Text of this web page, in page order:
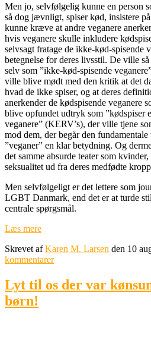
Men jo, selvfølgelig kunne en person
så dog jævnligt, spiser kød, insistere
kunne kræve at andre veganere
hvis veganere skulle inkludere
selvsagt fratage de ikke-kød-spisende
betegnelse for deres livsstil. De ville
selv som ”ikke-kød-spisende
ville blive mødt med den kritik at det
hvad de ikke spiser, og at deres
anerkender de kødspisende veganere
blive opfundet udtryk som ”kødspiser
veganere” (KERV’s), der ville tjene
mod dem, der begår den
”veganer” en klar betydning. Og
det samme absurde teater som
seksualitet ud fra deres medfødte
Men selvfølgeligt er det lettere som
LGBT Danmark, end det er at turde
centrale spørgsmål.
Læs mere
Skrevet afKaren M. Larsen den 10
kommentarer
Lyt til os der var
børn!